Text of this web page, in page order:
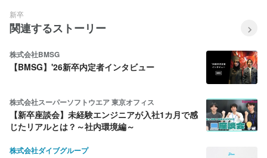
新卒
関連するストーリー
株式会社BMSG
【BMSG】'26新卒内定者インタビュー
株式会社スーパーソフトウエア 東京オフィス
【新卒座談会】未経験エンジニアが入社1カ月で感
じたリアルとは？～社内環境編～
株式会社ダイブグループ